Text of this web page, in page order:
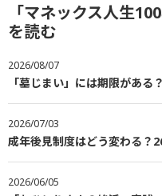
「マネックス人生
を読む
2026/08/07
「墓じまい」には期限があ
2026/07/03
成年後見制度はどう変わる？
2026/06/05